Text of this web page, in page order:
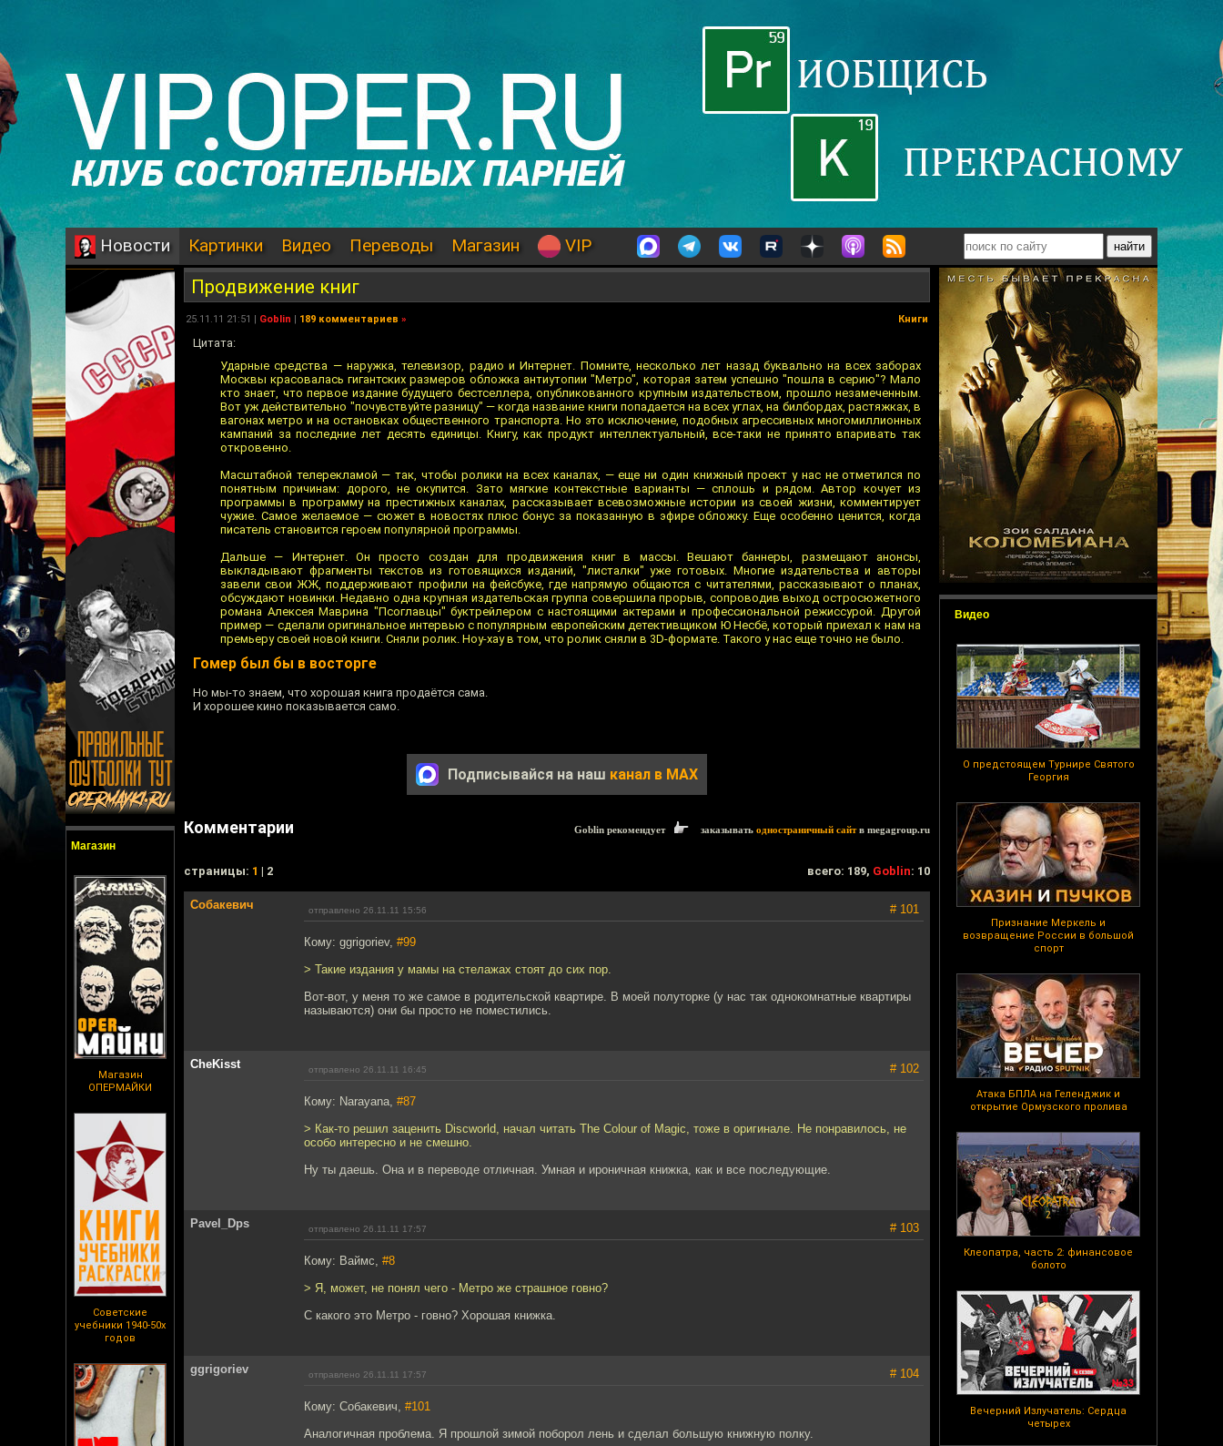
Новости Картинки Видео Переводы Магазин VIP
Магазин
Магазин
ОПЕРМАЙКИ
Советские
учебники 1940-50х
годов
Видео
О предстоящем Турнире Святого
Георгия
Признание Меркель и
возвращение России в большой
спорт
Атака БПЛА на Геленджик и
открытие Ормузского пролива
Клеопатра, часть 2: финансовое
болото
Вечерний Излучатель: Сердца
четырех
Продвижение книг
25.11.11 21:51 | Goblin | 189 комментариев » Книги
Цитата:
Ударные средства — наружка, телевизор, радио и Интернет. Помните, несколько лет назад буквально на всех заборах
Москвы красовалась гигантских размеров обложка антиутопии "Метро", которая затем успешно "пошла в серию"? Мало
кто знает, что первое издание будущего бестселлера, опубликованного крупным издательством, прошло незамеченным.
Вот уж действительно "почувствуйте разницу" — когда название книги попадается на всех углах, на билбордах, растяжках, в
вагонах метро и на остановках общественного транспорта. Но это исключение, подобных агрессивных многомиллионных
кампаний за последние лет десять единицы. Книгу, как продукт интеллектуальный, все-таки не принято впаривать так
откровенно.
Масштабной телерекламой — так, чтобы ролики на всех каналах, — еще ни один книжный проект у нас не отметился по
понятным причинам: дорого, не окупится. Зато мягкие контекстные варианты — сплошь и рядом. Автор кочует из
программы в программу на престижных каналах, рассказывает всевозможные истории из своей жизни, комментирует
чужие. Самое желаемое — сюжет в новостях плюс бонус за показанную в эфире обложку. Еще особенно ценится, когда
писатель становится героем популярной программы.
Дальше — Интернет. Он просто создан для продвижения книг в массы. Вешают баннеры, размещают анонсы,
выкладывают фрагменты текстов из готовящихся изданий, "листалки" уже готовых. Многие издательства и авторы
завели свои ЖЖ, поддерживают профили на фейсбуке, где напрямую общаются с читателями, рассказывают о планах,
обсуждают новинки. Недавно одна крупная издательская группа совершила прорыв, сопроводив выход остросюжетного
романа Алексея Маврина "Псоглавцы" буктрейлером с настоящими актерами и профессиональной режиссурой. Другой
пример — сделали оригинальное интервью с популярным европейским детективщиком Ю Несбё, который приехал к нам на
премьеру своей новой книги. Сняли ролик. Ноу-хау в том, что ролик сняли в 3D-формате. Такого у нас еще точно не было.
Гомер был бы в восторге
Но мы-то знаем, что хорошая книга продаётся сама.
И хорошее кино показывается само.
Подписывайся на наш канал в MAX
Комментарии Goblin рекомендует заказывать одностраничный сайтв megagroup.ru
cтраницы: 1 | 2 всего: 189, Goblin: 10
Собакевич отправлено 26.11.11 15:56 # 101
Кому: ggrigoriev, #99
> Такие издания у мамы на стелажах стоят до сих пор.
Вот-вот, у меня то же самое в родительской квартире. В моей полуторке (у нас так однокомнатные квартиры
называются) они бы просто не поместились.
CheKisst отправлено 26.11.11 16:45 # 102
Кому: Narayana, #87
> Как-то решил заценить Discworld, начал читать The Colour of Magic, тоже в оригинале. Не понравилось, не
особо интересно и не смешно.
Ну ты даешь. Она и в переводе отличная. Умная и ироничная книжка, как и все последующие.
Pavel_Dps отправлено 26.11.11 17:57 # 103
Кому: Ваймс, #8
> Я, может, не понял чего - Метро же страшное говно?
С какого это Метро - говно? Хорошая книжка.
ggrigoriev отправлено 26.11.11 17:57 # 104
Кому: Собакевич, #101
Аналогичная проблема. Я прошлой зимой поборол лень и сделал большую книжную полку.